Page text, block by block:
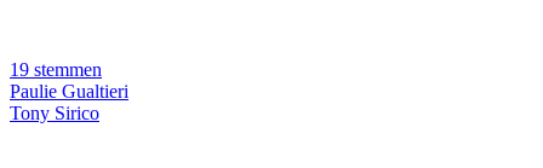
19 stemmen
Paulie Gualtieri
Tony Sirico